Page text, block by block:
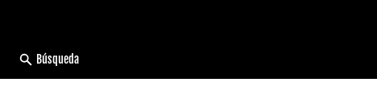
Búsqueda